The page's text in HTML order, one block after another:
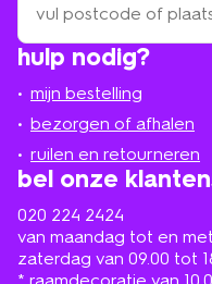
hulp nodig?
mijn bestelling
bezorgen of afhalen
ruilen en retourneren
bel onze
020 224 2424
van maandag tot en
zaterdag van 09.00 tot
een
winkel
bij
in
de
buurt